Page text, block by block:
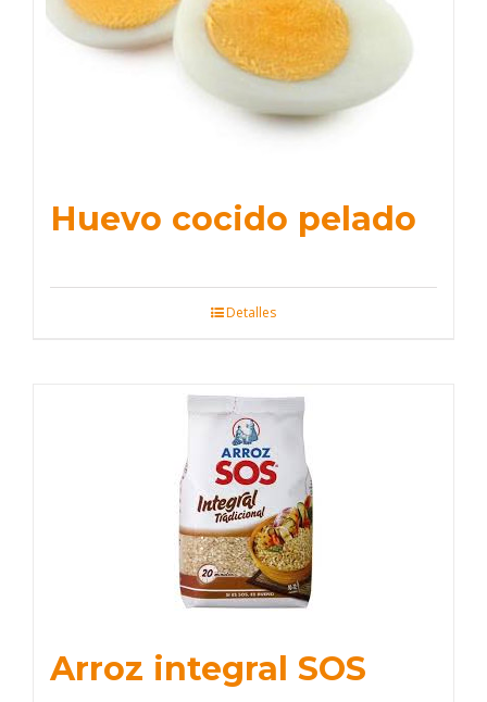
Huevo cocido pelado
Detalles
Arroz integral SOS